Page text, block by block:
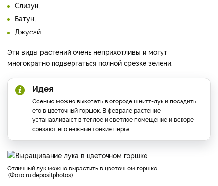
Слизун;
Батун;
Джусай.
Эти виды растений очень неприхотливы и могут
многократно подвергаться полной срезке зелени.
Идея
Осенью можно выкопать в огороде шнитт-лук и посадить
его в цветочный горшок. В феврале растение
устанавливают в теплое и светлое помещение и вскоре
срезают его нежные тонкие перья.
отличный лук можно вырастить в цветочном горшке.
Фото ru.depositphotos